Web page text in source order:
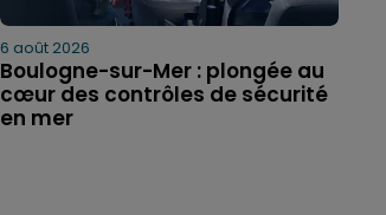
6 août 2026
Boulogne-sur-Mer : plongée au
cœur des contrôles de sécurité
en mer